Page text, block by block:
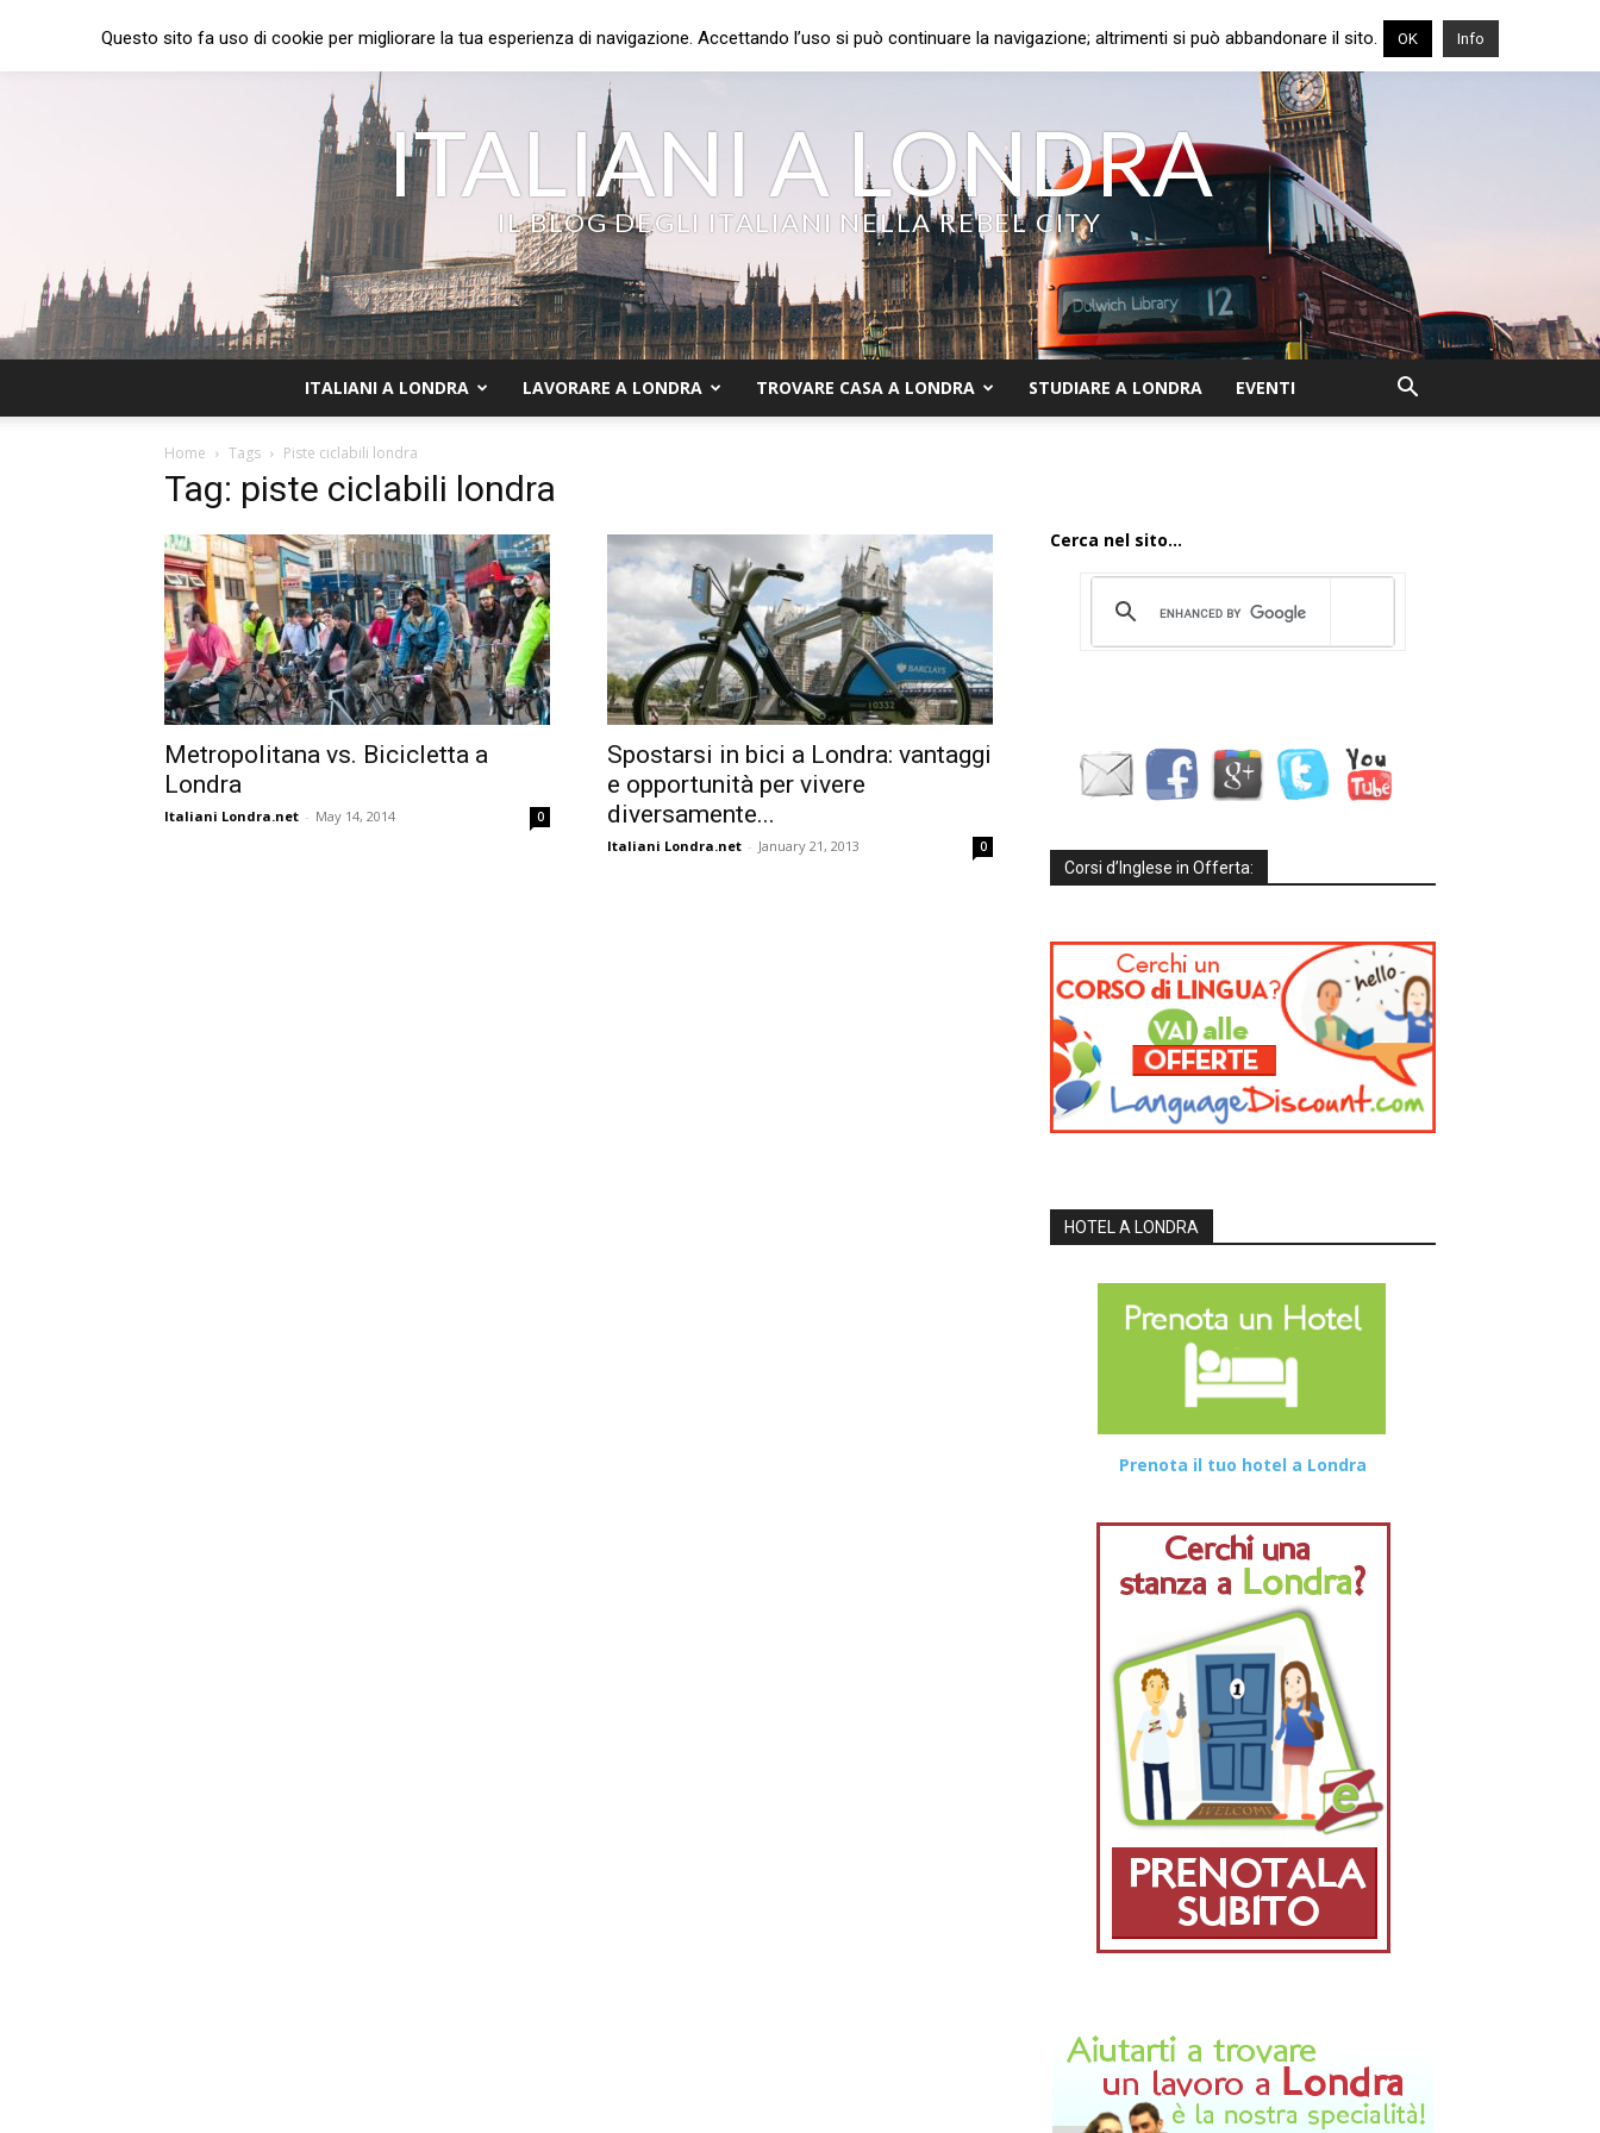
ITALIANI A LONDRA
IL BLOG DEGLI ITALIANI NELLA REBEL CITY
ITALIANI A LONDRA LAVORARE A LONDRA TROVARE CASA A LONDRA STUDIARE A LONDRA EVENTI
Home Tags Piste ciclabili londra
Tag: piste ciclabili londra
Metropolitana vs. Bicicletta a
Londra
Italiani Londra.net - May 14, 2014 0
Spostarsi in bici a Londra: vantaggi
e opportunità per vivere
diversamente...
Italiani Londra.net - January 21, 2013 0
Cerca nel sito...
Corsi d’Inglese in Offerta:
HOTEL A LONDRA
Prenota il tuo hotel a Londra
Questo sito fa uso di cookie per migliorare la tua esperienza di navigazione. Accettando l’uso si può continuare la navigazione; altrimenti si può abbandonare il sito. OK Info